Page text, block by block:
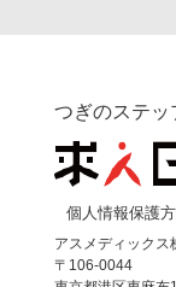
つぎのステッ
個人情報保護
アスメディックス
〒106-0044